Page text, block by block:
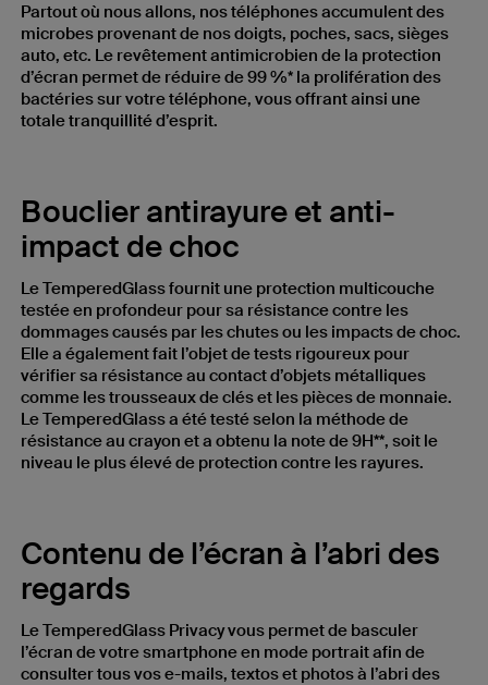
Partout où nous allons, nos téléphones accumulent des
microbes provenant de nos doigts, poches, sacs, sièges
auto, etc. Le revêtement antimicrobien de la protection
d’écran permet de réduire de 99 %* la prolifération des
bactéries sur votre téléphone, vous offrant ainsi une
totale tranquillité d’esprit.
Bouclier antirayure et anti-
impact de choc
Le TemperedGlass fournit une protection multicouche
testée en profondeur pour sa résistance contre les
dommages causés par les chutes ou les impacts de choc.
Elle a également fait l’objet de tests rigoureux pour
vérifier sa résistance au contact d’objets métalliques
comme les trousseaux de clés et les pièces de monnaie.
Le TemperedGlass a été testé selon la méthode de
résistance au crayon et a obtenu la note de 9H**, soit le
niveau le plus élevé de protection contre les rayures.
Contenu de l’écran à l’abri des
regards
Le TemperedGlass Privacy vous permet de basculer
l’écran de votre smartphone en mode portrait afin de
consulter tous vos e-mails, textos et photos à l’abri des